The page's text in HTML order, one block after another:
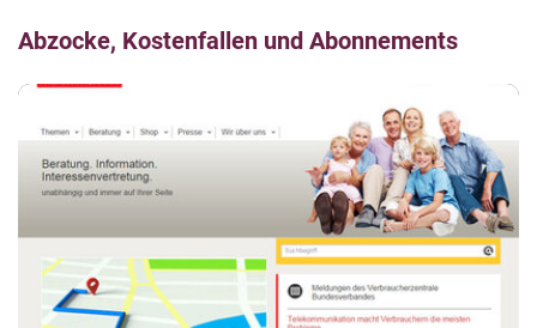
Abzocke, Kostenfallen und Abonnements